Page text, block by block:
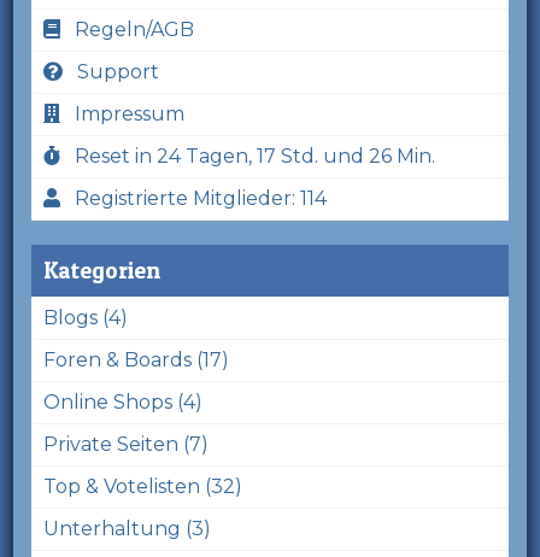
Regeln/AGB
Support
Impressum
Reset in 24 Tagen, 17 Std. und 26 Min.
Registrierte Mitglieder: 114
Kategorien
Blogs (4)
Foren & Boards (17)
Online Shops (4)
Private Seiten (7)
Top & Votelisten (32)
Unterhaltung (3)